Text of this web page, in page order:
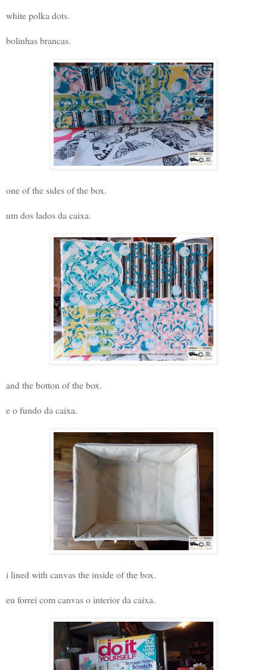
white polka dots.
bolinhas brancas.
one of the sides of the box.
um dos lados da caixa.
and the botton of the box.
e o fundo da caixa.
i lined with canvas the inside of the box.
eu forrei com canvas o interior da caixa.